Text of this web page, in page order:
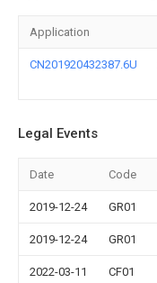
Application
CN201920432387.6U
Legal Events
Date Code
2019-12-24 GR01
2019-12-24 GR01
2022-03-11 CF01